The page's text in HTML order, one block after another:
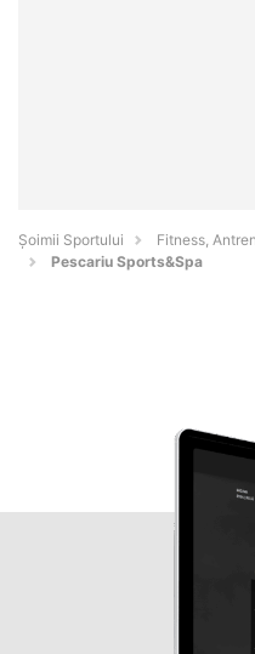
Șoimii Sportului
Fitness,
Pescariu Sports&Spa